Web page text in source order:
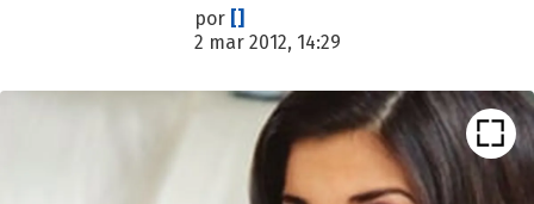
por []
2 mar 2012, 14:29